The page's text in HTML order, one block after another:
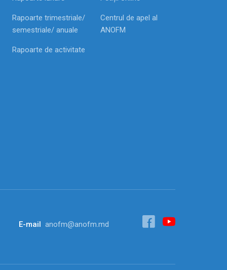
Rapoarte trimestriale/
semestriale/ anuale
Rapoarte de activitate
Centrul de apel al
ANOFM
E-mail anofm@anofm.md